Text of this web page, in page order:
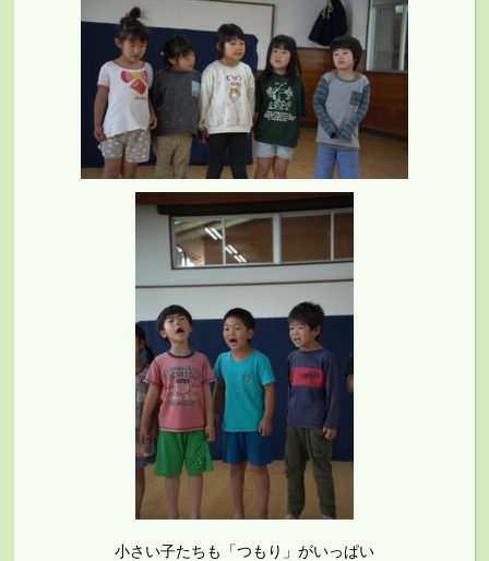
小さい子たちも「つもり」がいっぱい